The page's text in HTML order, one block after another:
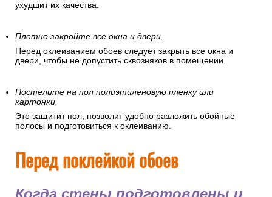
ухудшит их качества.
Плотно закройте все окна и двери.
Перед оклеиванием обоев следует закрыть все окна и
двери, чтобы не допустить сквозняков в помещении.
Постелите на пол полиэтиленовую пленку или
картонки.
Это защитит пол, позволит удобно разложить обойные
полосы и подготовиться к оклеиванию.
Перед поклейкой обоев